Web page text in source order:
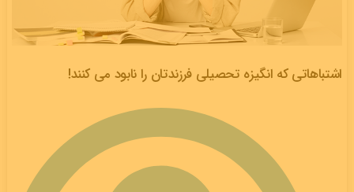
اشتباهاتی که انگیزه تحصیلی فرزندتان را نابود می کنند!